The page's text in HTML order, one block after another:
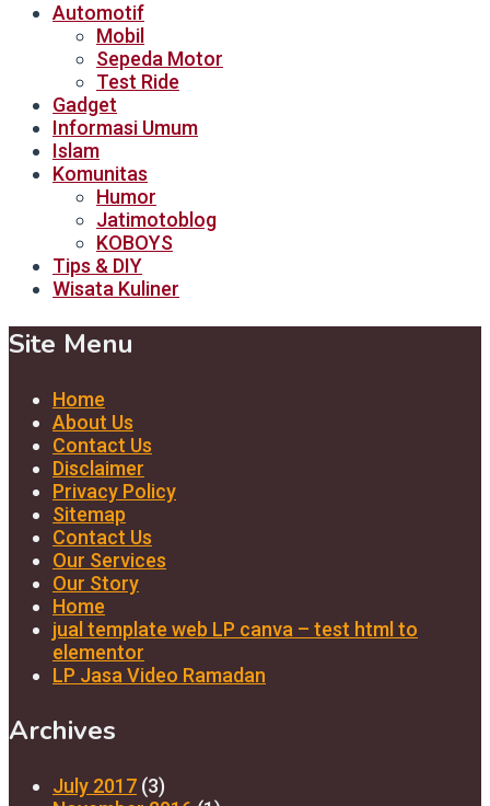
Automotif
Mobil
Sepeda Motor
Test Ride
Gadget
Informasi Umum
Islam
Komunitas
Humor
Jatimotoblog
KOBOYS
Tips & DIY
Wisata Kuliner
Site Menu
Home
About Us
Contact Us
Disclaimer
Privacy Policy
Sitemap
Contact Us
Our Services
Our Story
Home
jual template web LP canva – test html to
elementor
LP Jasa Video Ramadan
Archives
July 2017 (3)